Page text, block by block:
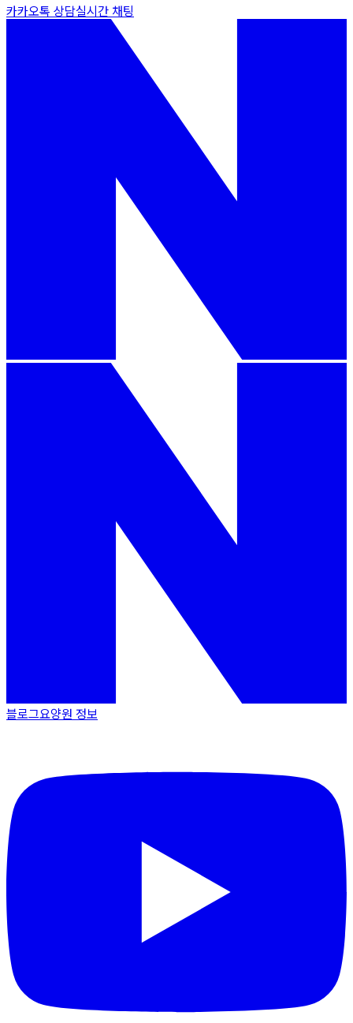
카카오톡 상담실시간 채팅
블로그요양원 정보